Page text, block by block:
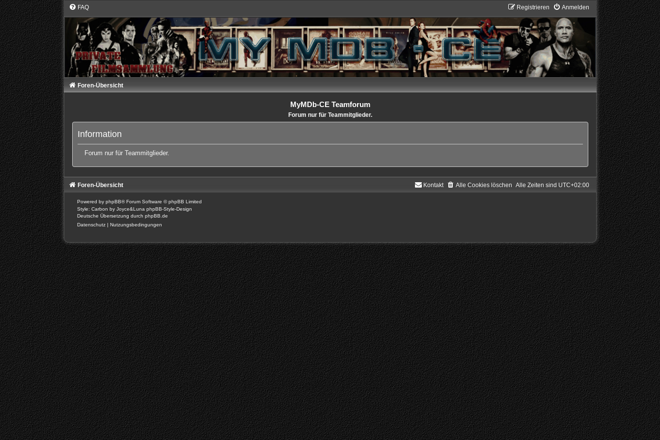
FAQ Anmelden
Registrieren
Foren-Übersicht
MyMDb-CE Teamforum
Forum nur für Teammitglieder.
Information
Forum nur für Teammitglieder.
Foren-Übersicht Alle Zeiten sind UTC+02:00
Alle Cookies löschen
Kontakt
Powered by phpBB® Forum Software © phpBB Limited
Style: Carbon by Joyce&Luna phpBB-Style-Design
Deutsche Übersetzung durch phpBB.de
Datenschutz | Nutzungsbedingungen